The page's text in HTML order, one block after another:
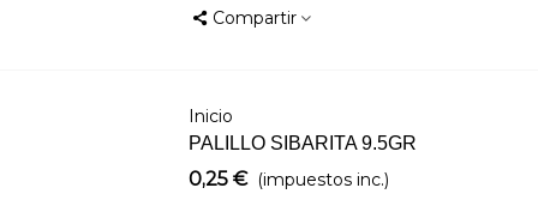
Compartir
Inicio
PALILLO SIBARITA 9.5GR
0,25 € (impuestos inc.)